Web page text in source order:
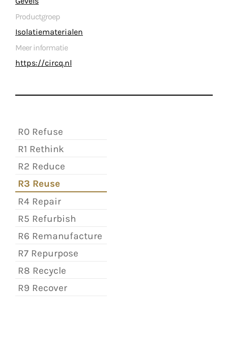
Productgroep
Isolatiematerialen
Meer informatie
https://circq.nl
R0 Refuse
R1 Rethink
R2 Reduce
R3 Reuse
R4 Repair
R5 Refurbish
R6 Remanufacture
R7 Repurpose
R8 Recycle
R9 Recover